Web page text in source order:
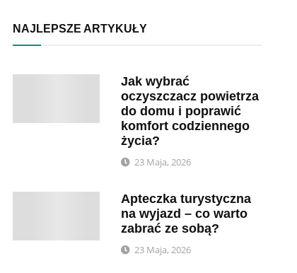
NAJLEPSZE ARTYKUŁY
Jak wybrać
oczyszczacz powietrza
do domu i poprawić
komfort codziennego
życia?
23 Maja, 2026
Apteczka turystyczna
na wyjazd – co warto
zabrać ze sobą?
23 Maja, 2026